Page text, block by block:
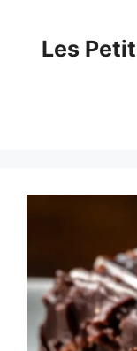
contentLes